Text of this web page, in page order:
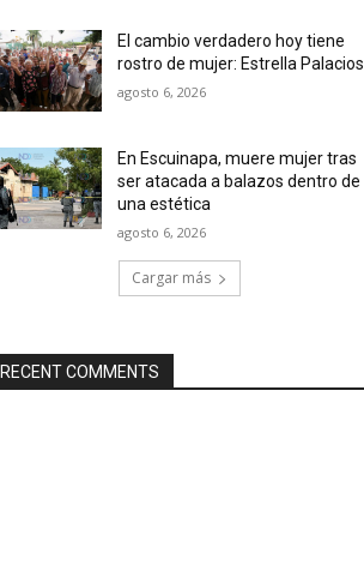
El cambio verdadero hoy tiene
rostro de mujer: Estrella Palacios
agosto 6, 2026
En Escuinapa, muere mujer tras
ser atacada a balazos dentro de
una estética
agosto 6, 2026
Cargar más
RECENT COMMENTS